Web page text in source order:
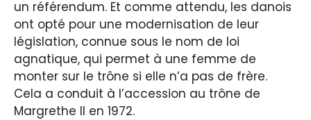
un référendum. Et comme attendu, les danois
ont opté pour une modernisation de leur
législation, connue sous le nom de loi
agnatique, qui permet à une femme de
monter sur le trône si elle n’a pas de frère.
Cela a conduit à l’accession au trône de
Margrethe II en 1972.